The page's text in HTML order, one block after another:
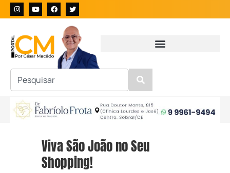
Viva São João no Seu
Shopping!